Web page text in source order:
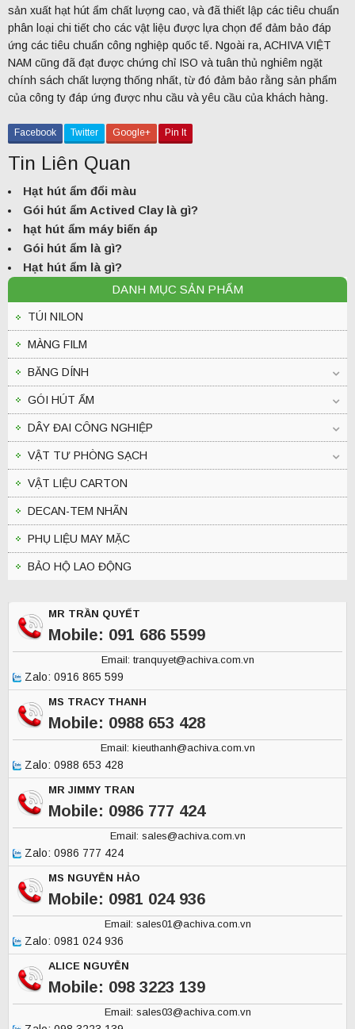
sản xuất hạt hút ẩm chất lượng cao, và đã thiết lập các tiêu chuẩn
phân loại chi tiết cho các vật liệu được lựa chọn để đảm bảo đáp
ứng các tiêu chuẩn công nghiệp quốc tế. Ngoài ra, ACHIVA VIỆT
NAM cũng đã đạt được chứng chỉ ISO và tuân thủ nghiêm ngặt
chính sách chất lượng thống nhất, từ đó đảm bảo rằng sản phẩm
của công ty đáp ứng được nhu cầu và yêu cầu của khách hàng.
Facebook Twitter Google+ Pin It
Tin Liên Quan
Hạt hút ẩm đổi màu
Gói hút ẩm Actived Clay là gì?
hạt hút ẩm máy biến áp
Gói hút ẩm là gì?
Hạt hút ẩm là gì?
DANH MỤC SẢN PHẨM
TÚI NILON
MÀNG FILM
BĂNG DÍNH
GÓI HÚT ẨM
DÂY ĐAI CÔNG NGHIỆP
VẬT TƯ PHÒNG SẠCH
VẬT LIỆU CARTON
DECAN-TEM NHÃN
PHỤ LIỆU MAY MẶC
BẢO HỘ LAO ĐỘNG
MR TRẦN QUYẾT
Mobile: 091 686 5599
Email: tranquyet@achiva.com.vn
Zalo: 0916 865 599
MS TRACY THANH
Mobile: 0988 653 428
Email: kieuthanh@achiva.com.vn
Zalo: 0988 653 428
MR JIMMY TRAN
Mobile: 0986 777 424
Email: sales@achiva.com.vn
Zalo: 0986 777 424
MS NGUYỄN HẢO
Mobile: 0981 024 936
Email: sales01@achiva.com.vn
Zalo: 0981 024 936
ALICE NGUYỄN
Mobile: 098 3223 139
Email: sales03@achiva.com.vn